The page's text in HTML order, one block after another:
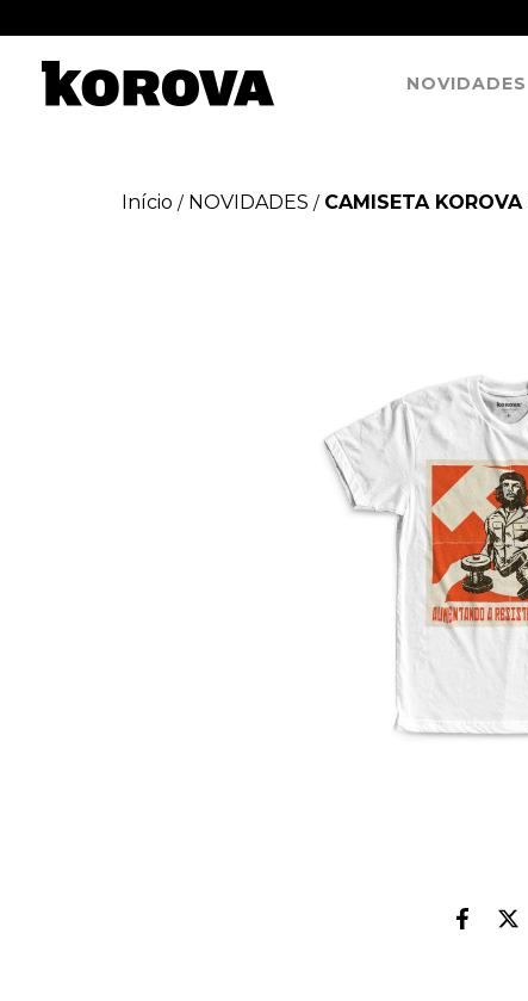
NOVIDADES
Início / NOVIDADES / CAMISETA